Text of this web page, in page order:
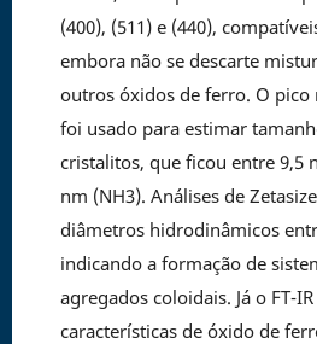
(400), (511) e (440),
embora não se descarte
outros óxidos de ferro. O pico
foi usado para estimar
cristalitos, que ficou entre 9,5
nm (NH3). Análises de
diâmetros hidrodinâmicos
indicando a formação de
agregados coloidais. Já o FT-
características de óxido de